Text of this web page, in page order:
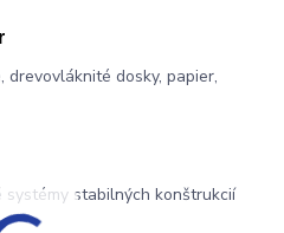
drevovláknité dosky, papier,
stabilných konštrukcií